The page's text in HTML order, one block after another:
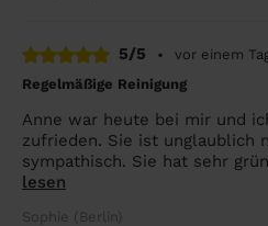
5/5 •
vor einem
Regelmäßige Reinigung
Anne war heute bei mir und
zufrieden. Sie ist unglaublich
sympathisch. Sie hat sehr
lesen
Sophie (Berlin)